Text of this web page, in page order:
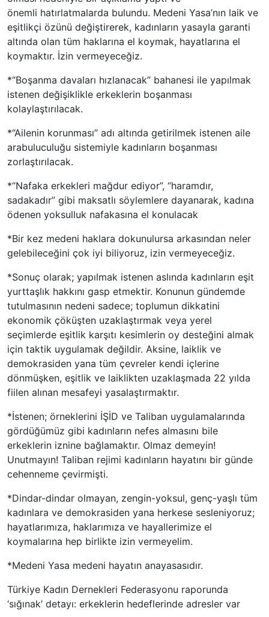
önemli hatırlatmalarda bulundu. Medeni Yasa’nın laik ve
eşitlikçi özünü değiştirerek, kadınların yasayla garanti
altında olan tüm haklarına el koymak, hayatlarına el
koymaktır. İzin vermeyeceğiz.
*“Boşanma davaları hızlanacak” bahanesi ile yapılmak
istenen değişiklikle erkeklerin boşanması
kolaylaştırılacak.
*“Ailenin korunması” adı altında getirilmek istenen aile
arabuluculuğu sistemiyle kadınların boşanması
zorlaştırılacak.
*“Nafaka erkekleri mağdur ediyor”, “haramdır,
sadakadır” gibi maksatlı söylemlere dayanarak, kadına
ödenen yoksulluk nafakasına el konulacak
*Bir kez medeni haklara dokunulursa arkasından neler
gelebileceğini çok iyi biliyoruz, izin vermeyeceğiz.
*Sonuç olarak; yapılmak istenen aslında kadınların eşit
yurttaşlık hakkını gasp etmektir. Konunun gündemde
tutulmasının nedeni sadece; toplumun dikkatini
ekonomik çöküşten uzaklaştırmak veya yerel
seçimlerde eşitlik karşıtı kesimlerin oy desteğini almak
için taktik uygulamak değildir. Aksine, laiklik ve
demokrasiden yana tüm çevreler kendi içlerine
dönmüşken, eşitlik ve laiklikten uzaklaşmada 22 yılda
fiilen alınan mesafeyi yasalaştırmaktır.
*İstenen; örneklerini İŞİD ve Taliban uygulamalarında
gördüğümüz gibi kadınların nefes almasını bile
erkeklerin iznine bağlamaktır. Olmaz demeyin!
Unutmayın! Taliban rejimi kadınların hayatını bir günde
cehenneme çevirmişti.
*Dindar-dindar olmayan, zengin-yoksul, genç-yaşlı tüm
kadınlara ve demokrasiden yana herkese sesleniyoruz;
hayatlarımıza, haklarımıza ve hayallerimize el
koymalarına hep birlikte izin vermeyelim.
*Medeni Yasa medeni hayatın anayasasıdır.
Türkiye Kadın Dernekleri Federasyonu raporunda
‘sığınak’ detayı: erkeklerin hedeflerinde adresler var